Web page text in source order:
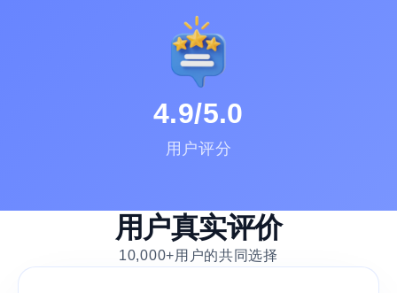
4.9/5.0
用户评分
用户真实评价
10,000+用户的共同选择